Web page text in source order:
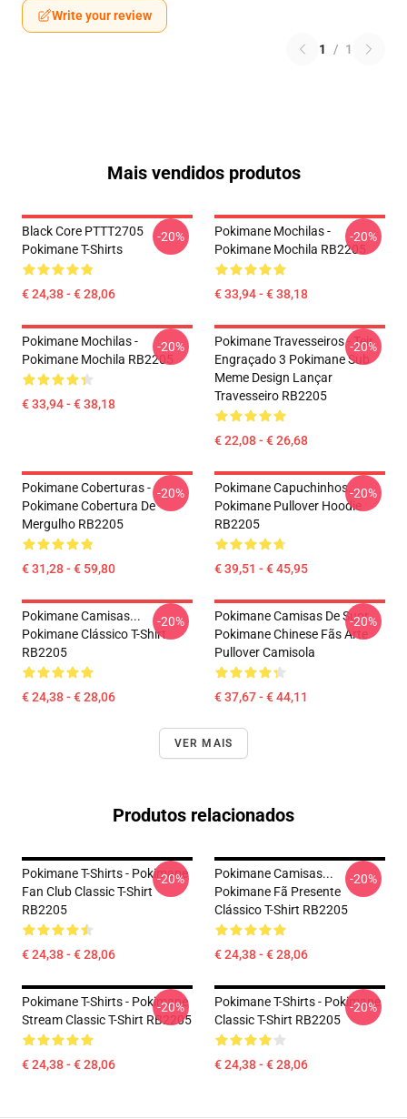
Write your review
1 / 1
Mais vendidos produtos
Black Core PTTT2705
Pokimane T-Shirts
€ 24,38 - € 28,06
-20%
Pokimane Mochilas -
Pokimane Mochila RB2205
€ 33,94 - € 38,18
-20%
Pokimane Mochilas -
Pokimane Mochila RB2205
€ 33,94 - € 38,18
-20%
Pokimane Travesseiros - Teir
Engraçado 3 Pokimane Sub
Meme Design Lançar
Travesseiro RB2205
€ 22,08 - € 26,68
-20%
Pokimane Coberturas -
Pokimane Cobertura De
Mergulho RB2205
€ 31,28 - € 59,80
-20%
Pokimane Capuchinhos...
Pokimane Pullover Hoodie
RB2205
€ 39,51 - € 45,95
-20%
Pokimane Camisas...
Pokimane Clássico T-Shirt
RB2205
€ 24,38 - € 28,06
-20%
Pokimane Camisas De Suor
Pokimane Chinese Fãs Arte
Pullover Camisola
€ 37,67 - € 44,11
-20%
VER MAIS
Produtos relacionados
Pokimane T-Shirts - Pokimane
Fan Club Classic T-Shirt
RB2205
€ 24,38 - € 28,06
-20%
Pokimane Camisas...
Pokimane Fã Presente
Clássico T-Shirt RB2205
€ 24,38 - € 28,06
-20%
Pokimane T-Shirts - Pokimane
Stream Classic T-Shirt RB2205
€ 24,38 - € 28,06
-20%
Pokimane T-Shirts - Pokimane
Classic T-Shirt RB2205
€ 24,38 - € 28,06
-20%